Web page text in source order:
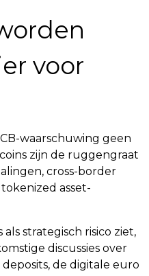
voor
waarschuwing geen
zijn de ruggengraat
cross-border
asset-
strategisch risico ziet,
discussies over
de digitale euro